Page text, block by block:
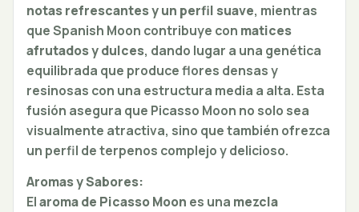
notas refrescantes y un perfil suave, mientras
que Spanish Moon contribuye con matices
afrutados y dulces, dando lugar a una genética
equilibrada que produce flores densas y
resinosas con una estructura media a alta. Esta
fusión asegura que Picasso Moon no solo sea
visualmente atractiva, sino que también ofrezca
un perfil de terpenos complejo y delicioso.
Aromas y Sabores:
Elaroma de Picasso Moon es una mezcla